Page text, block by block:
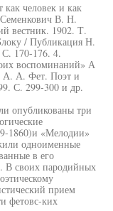
человек и как
В. Н.
вестник. 1902. Т.
/ Публикация Н.
170-176. 4.
воспоминаний» А
А. Фет. Поэт и
С. 299-300 и др.
опубликованы три
1860)и «Мелодии»
одноименные
в его
В своих пародийных
прием
фетовс-ких